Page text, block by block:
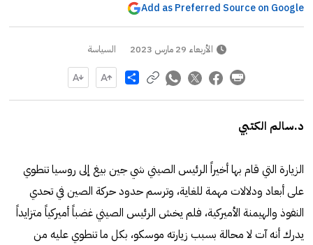
Add as Preferred Source on Google
الأربعاء 29 مارس 2023 السياسة
Share
د.سالم الكتبي
الزيارة التي قام بها أخيراً الرئيس الصيني شي جين بيغ إلى روسيا تنطوي
على أبعاد ودلالات مهمة للغاية، وترسم حدود حركة الصين في تحدي
النفوذ والهيمنة الأميركية، فلم يخش الرئيس الصيني غضباً أميركياً متزايداً
يدرك أنه آت لا محالة بسبب زيارته موسكو، بكل ما تنطوي عليه من